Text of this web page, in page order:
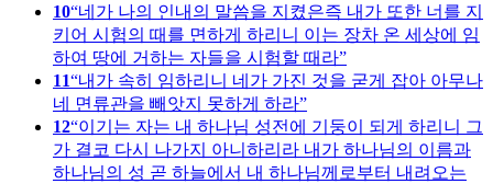
10 네가 나의 인내의 말씀을 지켰은즉 내가 또한 너를 지
키어 시험의 때를 면하게 하리니 이는 장차 온 세상에 임
하여 땅에 거하는 자들을 시험할 때라
11 내가 속히 임하리니 네가 가진 것을 굳게 잡아 아무나
네 면류관을 빼앗지 못하게 하라
12 이기는 자는 내 하나님 성전에 기둥이 되게 하리니 그
가 결코 다시 나가지 아니하리라 내가 하나님의 이름과
하나님의 성 곧 하늘에서 내 하나님께로부터 내려오는